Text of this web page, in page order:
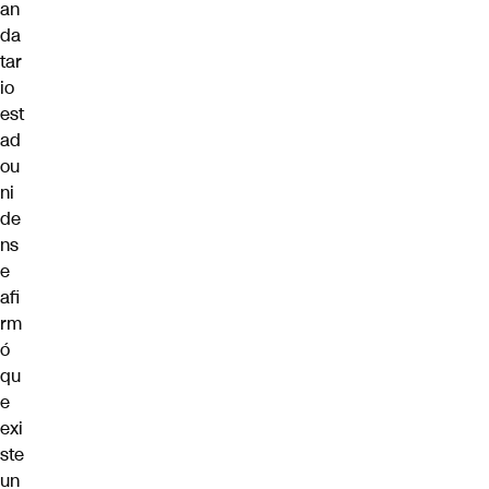
an
da
tar
io
est
ad
ou
ni
de
ns
e
afi
rm
ó
qu
e
exi
ste
un